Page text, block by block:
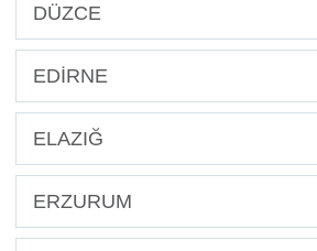
DÜZCE
EDİRNE
ELAZIĞ
ERZURUM